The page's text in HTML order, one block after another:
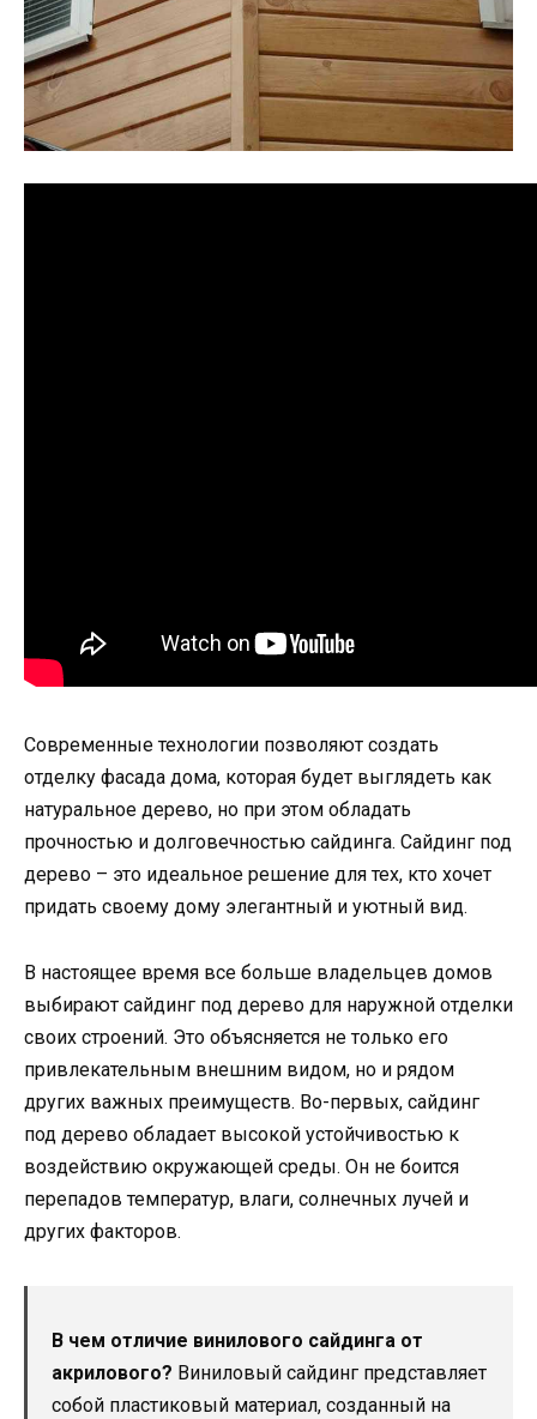
Современные технологии позволяют создать
отделку фасада дома, которая будет выглядеть как
натуральное дерево, но при этом обладать
прочностью и долговечностью сайдинга. Сайдинг под
дерево – это идеальное решение для тех, кто хочет
придать своему дому элегантный и уютный вид.
В настоящее время все больше владельцев домов
выбирают сайдинг под дерево для наружной отделки
своих строений. Это объясняется не только его
привлекательным внешним видом, но и рядом
других важных преимуществ. Во-первых, сайдинг
под дерево обладает высокой устойчивостью к
воздействию окружающей среды. Он не боится
перепадов температур, влаги, солнечных лучей и
других факторов.
В чем отличие винилового сайдинга от
акрилового? Виниловый сайдинг представляет
собой пластиковый материал, созданный на